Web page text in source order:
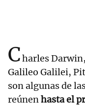
Charles
Galileo Galilei,
son algunas de
reúnenhasta el